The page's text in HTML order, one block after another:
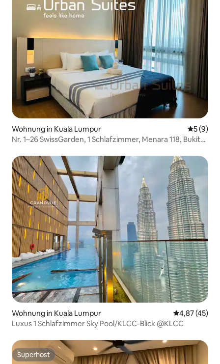
Wohnung in Kuala Lumpur
5 (9)
Nr. 1–26 SwissGarden, 1 Schlafzimmer, Menara 118, Bukit
Wohnung in Kuala Lumpur
4,87 (45)
Luxus 1 Schlafzimmer Sky Pool/KLCC-Blick @KLCC
Superhost
Superhost